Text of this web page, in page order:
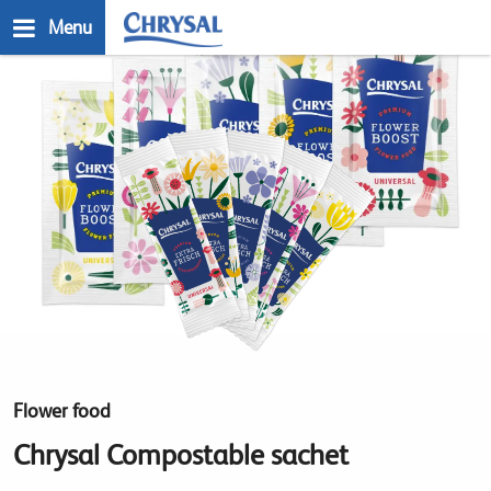
to
Menu
Flower food
Chrysal Compostable sachet